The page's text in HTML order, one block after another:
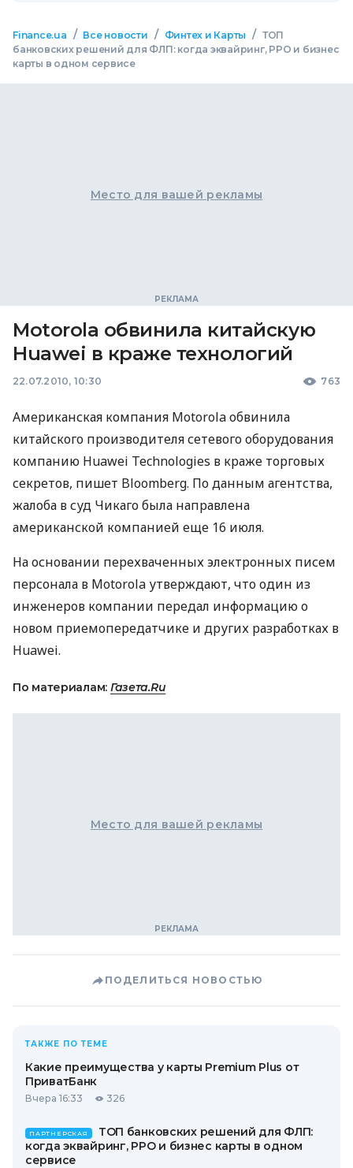
Finance.ua / Все новости / Финтех и Карты / ТОП
банковских решений для ФЛП: когда эквайринг, РРО и бизнес
карты в одном сервисе
Место для вашей рекламы
Motorola обвинила китайскую
Huawei в краже технологий
22.07.2010, 10:30 763
Американская компания Motorola обвинила
китайского производителя сетевого оборудования
компанию Huawei Technologies в краже торговых
секретов, пишет Bloomberg. По данным агентства,
жалоба в суд Чикаго была направлена
американской компанией еще 16 июля.
На основании перехваченных электронных писем
персонала в Motorola утверждают, что один из
инженеров компании передал информацию о
новом приемопередатчике и других разработках в
Huawei.
По материалам: Газета.Ru
Место для вашей рекламы
ПОДЕЛИТЬСЯ НОВОСТЬЮ
ТАКЖЕ ПО ТЕМЕ
Какие преимущества у карты Premium Plus от
ПриватБанк
Вчера 16:33 326
ПАРТНЕРСКАЯ
ТОП банковских решений для ФЛП:
когда эквайринг, РРО и бизнес карты в одном
сервисе